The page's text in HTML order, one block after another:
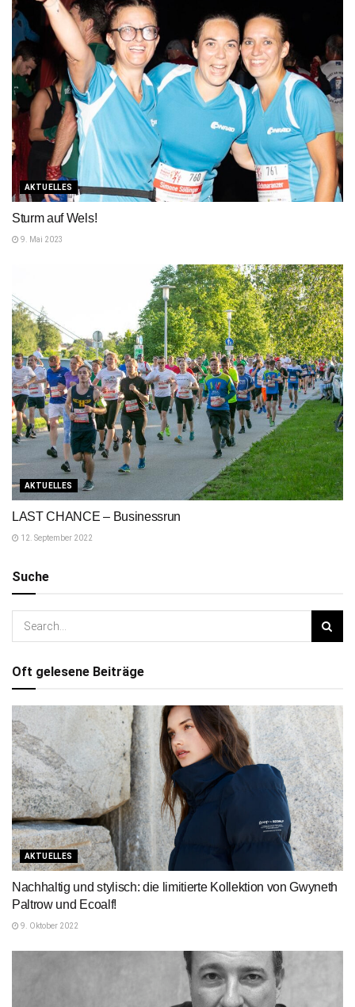
AKTUELLES
Sturm auf Wels!
9. Mai 2023
AKTUELLES
LAST CHANCE – Businessrun
12. September 2022
Suche
Oft gelesene Beiträge
AKTUELLES
Nachhaltig und stylisch: die limitierte Kollektion von Gwyneth
Paltrow und Ecoalf!
9. Oktober 2022